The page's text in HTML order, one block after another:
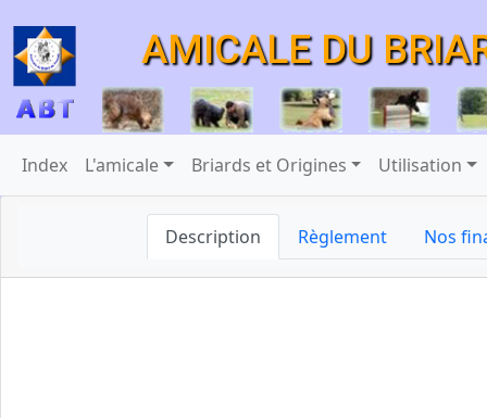
AMICALE DU
Index L'amicale Briards et Origines Utilisation
Description Règlement Nos